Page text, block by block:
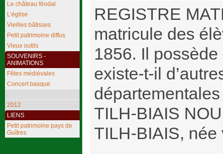
REGISTRE
matricule des
1856. Il
existe-t-il
TILH-BIAIS
TILH-BIAIS, née
Le château féodal
L’église
Vieilles bâtisses
Petit patrimoine diffus
Vieux outils
SOUVENIRS -
ANIMATIONS
Fêtes médiévales
Concert basque
.
2012
LIENS
Petit patrimoine pays de
Guîtres